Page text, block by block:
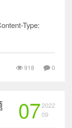
Type:
918 0
072022
09